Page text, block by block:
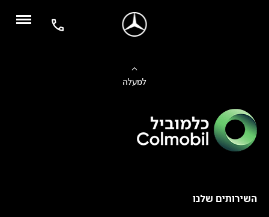
למעלה
השירותים שלנו